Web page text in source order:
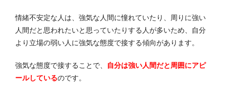
情緒不安定な人は、強気な人間に憧れていたり、周りに強い
人間だと思われたいと思っていたりする人が多いため、自分
より立場の弱い人に強気な態度で接する傾向があります。
強気な態度で接することで、
自分は強い人間だと周囲にアピ
ールしているのです。